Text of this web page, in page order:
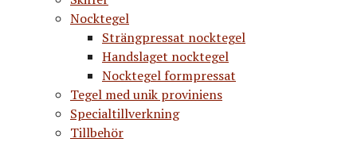
Nocktegel
Strängpressat nocktegel
Handslaget nocktegel
Nocktegel formpressat
Tegel med unik proviniens
Specialtillverkning
Tillbehör